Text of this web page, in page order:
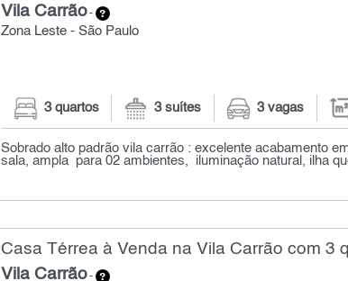
Vila Carrão-
Zona Leste - São Paulo
3 quartos 3 suítes 3 vagas
Sobrado alto padrão vila carrão : excelente acabamento
sala, ampla para 02 ambientes, iluminação natural, ilha
Casa Térrea à Venda na Vila Carrão com 3
Vila Carrão-